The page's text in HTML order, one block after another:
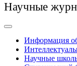
Научные
Информация
Научные